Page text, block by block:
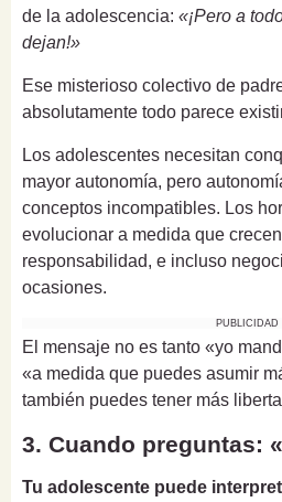
de la adolescencia: «¡Pero a
dejan!»
Ese misterioso colectivo de
absolutamente todo parece
Los adolescentes necesitan
mayor autonomía, pero
conceptos incompatibles. Los
evolucionar a medida que
responsabilidad, e incluso
ocasiones.
PUBLICIDAD
El mensaje no es tanto «yo
«a medida que puedes asumir
también puedes tener más
3. Cuando preguntas:
Tu adolescente puede